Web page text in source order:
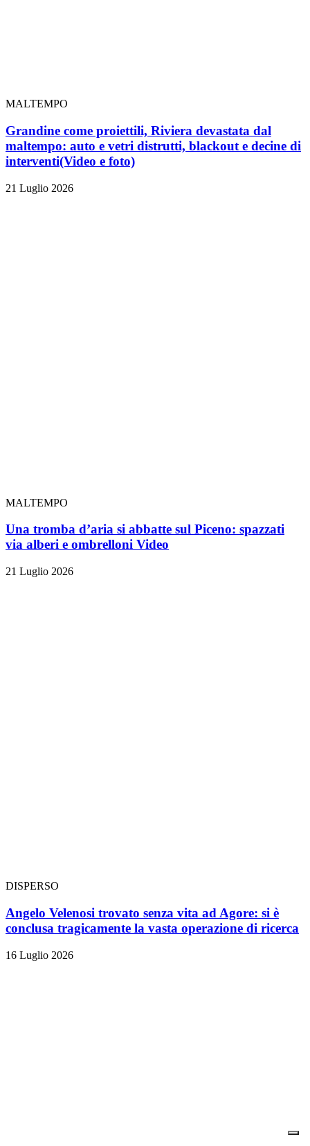
MALTEMPO
Grandine come proiettili, Riviera devastata dal
maltempo: auto e vetri distrutti, blackout e decine di
interventi(Video e foto)
21 Luglio 2026
MALTEMPO
Una tromba d’aria si abbatte sul Piceno: spazzati
via alberi e ombrelloni Video
21 Luglio 2026
DISPERSO
Angelo Velenosi trovato senza vita ad Agore: si è
conclusa tragicamente la vasta operazione di ricerca
16 Luglio 2026